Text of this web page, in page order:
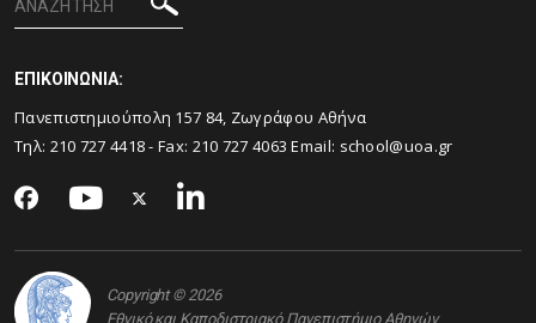
ΕΠΙΚΟΙΝΩΝΙΑ:
Πανεπιστημιούπολη 157 84, Ζωγράφου Αθήνα
Τηλ: 210 727 4418- Fax: 210 727 4063 Email: school@uoa.gr
Copyright © 2026
Εθνικό και Καποδιστριακό Πανεπιστήμιο Αθηνών